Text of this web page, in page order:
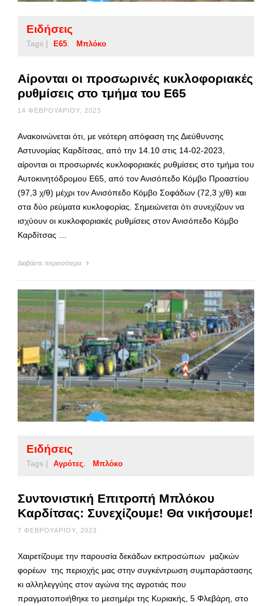
Ειδήσεις
Tags | Ε65 Μπλόκο
Αίρονται οι προσωρινές κυκλοφοριακές
ρυθμίσεις στο τμήμα του Ε65
14 ΦΕΒΡΟΥΑΡΊΟΥ, 2023
Ανακοινώνεται ότι, με νεότερη απόφαση της Διεύθυνσης
Αστυνομίας Καρδίτσας, από την 14.10 στις 14-02-2023,
αίρονται οι προσωρινές κυκλοφοριακές ρυθμίσεις στο τμήμα του
Αυτοκινητόδρομου Ε65, από τον Ανισόπεδο Κόμβο Προαστίου
(97,3 χ/θ) μέχρι τον Ανισόπεδο Κόμβο Σοφάδων (72,3 χ/θ) και
στα δύο ρεύματα κυκλοφορίας. Σημειώνεται ότι συνεχίζουν να
ισχύουν οι κυκλοφοριακές ρυθμίσεις στον Ανισόπεδο Κόμβο
Καρδίτσας …
Διαβάστε περισσότερα
Ειδήσεις
Tags | Αγρότες Μπλόκο
Συντονιστική Επιτροπή Μπλόκου
Καρδίτσας: Συνεχίζουμε! Θα νικήσουμε!
7 ΦΕΒΡΟΥΑΡΊΟΥ, 2023
Χαιρετίζουμε την παρουσία δεκάδων εκπροσώπων μαζικών
φορέων της περιοχής μας στην συγκέντρωση συμπαράστασης
κι αλληλεγγύης στον αγώνα της αγροτιάς που
πραγματοποιήθηκε το μεσημέρι της Κυριακής, 5 Φλεβάρη, στο